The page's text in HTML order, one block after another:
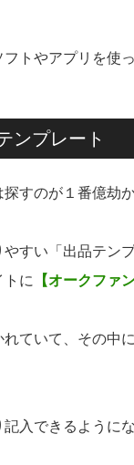
トやアプリを使
ンプレート
すのが１番億劫
すい「出品テン
トに
【オークファ
ていて、その中
入できるように